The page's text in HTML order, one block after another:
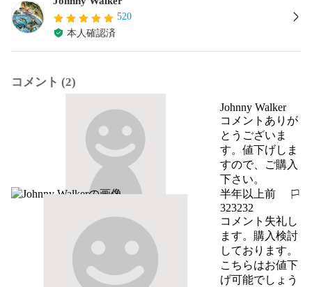
520
本人確認済
コメント (2)
Johnny Walker
コメントありが
とうございま
す。値下げしま
すので、ご購入
下さい。
半年以上前
報告する
323232
コメント失礼し
ます。購入検討
しております。
こちらはお値下
げ可能でしょう